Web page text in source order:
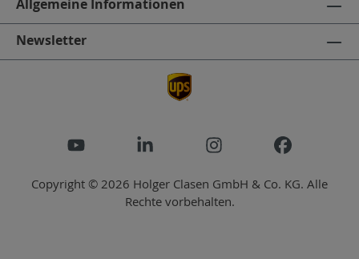
Allgemeine Informationen
Newsletter
Copyright © 2026 Holger Clasen GmbH & Co. KG. Alle
Rechte vorbehalten.